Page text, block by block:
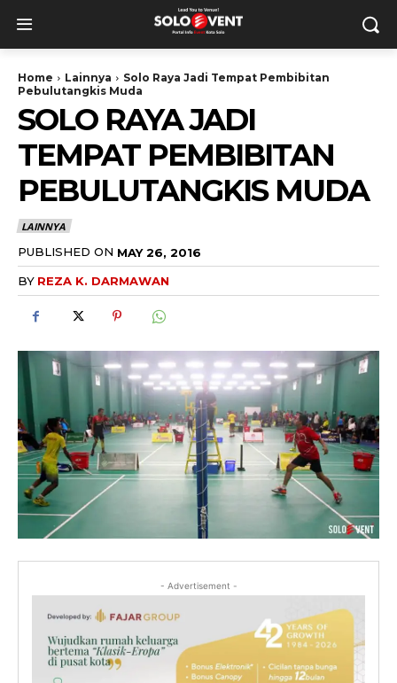
Home Lainnya
Solo Raya Jadi Tempat Pembibitan
Pebulutangkis Muda
SOLO RAYA JADI
TEMPAT PEMBIBITAN
PEBULUTANGKIS MUDA
LAINNYA
PUBLISHED ON MAY 26, 2016
BY REZA K. DARMAWAN
- Advertisement -